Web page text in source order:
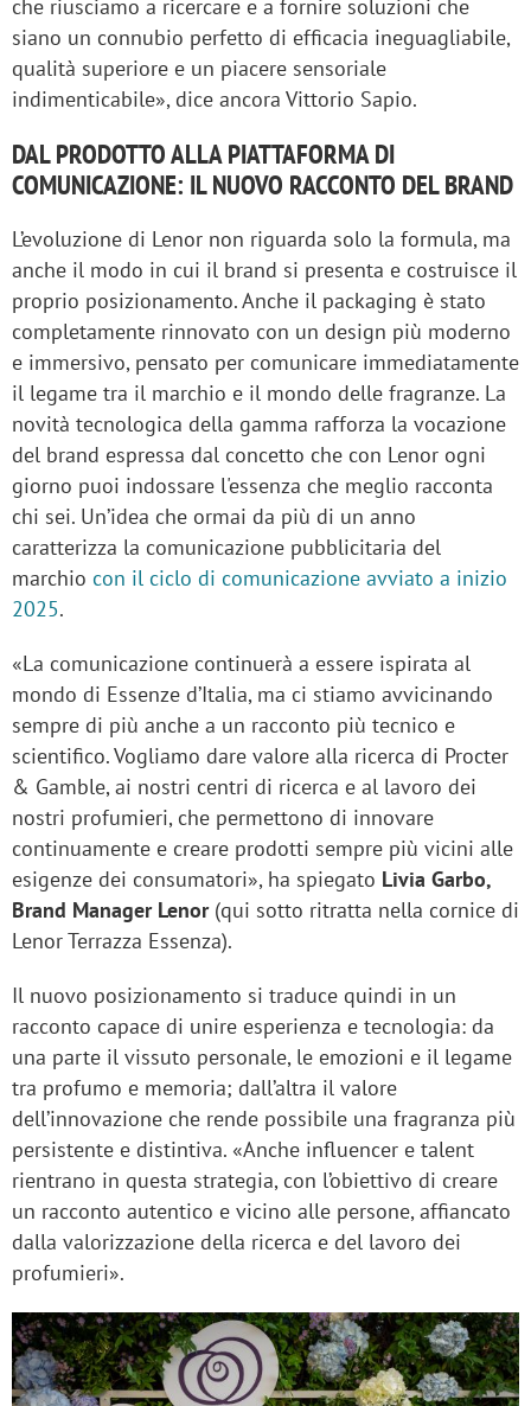
che riusciamo a ricercare e a fornire soluzioni che
siano un connubio perfetto di efficacia ineguagliabile,
qualità superiore e un piacere sensoriale
indimenticabile», dice ancora Vittorio Sapio.
DAL PRODOTTO ALLA PIATTAFORMA DI
COMUNICAZIONE: IL NUOVO RACCONTO DEL BRAND
L’evoluzione di Lenor non riguarda solo la formula, ma
anche il modo in cui il brand si presenta e costruisce il
proprio posizionamento. Anche il packaging è stato
completamente rinnovato con un design più moderno
e immersivo, pensato per comunicare immediatamente
il legame tra il marchio e il mondo delle fragranze. La
novità tecnologica della gamma rafforza la vocazione
del brand espressa dal concetto che con Lenor ogni
giorno puoi indossare l'essenza che meglio racconta
chi sei. Un’idea che ormai da più di un anno
caratterizza la comunicazione pubblicitaria del
marchio con il ciclo di comunicazione avviato a inizio
2025.
«La comunicazione continuerà a essere ispirata al
mondo di Essenze d’Italia, ma ci stiamo avvicinando
sempre di più anche a un racconto più tecnico e
scientifico. Vogliamo dare valore alla ricerca di Procter
& Gamble, ai nostri centri di ricerca e al lavoro dei
nostri profumieri, che permettono di innovare
continuamente e creare prodotti sempre più vicini alle
esigenze dei consumatori», ha spiegato Livia Garbo,
Brand Manager Lenor (qui sotto ritratta nella cornice di
Lenor Terrazza Essenza).
Il nuovo posizionamento si traduce quindi in un
racconto capace di unire esperienza e tecnologia: da
una parte il vissuto personale, le emozioni e il legame
tra profumo e memoria; dall’altra il valore
dell’innovazione che rende possibile una fragranza più
persistente e distintiva. «Anche influencer e talent
rientrano in questa strategia, con l’obiettivo di creare
un racconto autentico e vicino alle persone, affiancato
dalla valorizzazione della ricerca e del lavoro dei
profumieri».